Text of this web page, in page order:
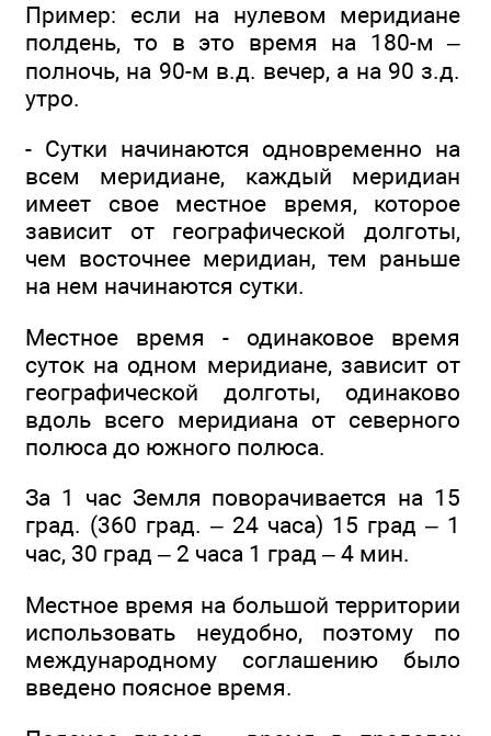
Пример: если на нулевом меридиане
полдень, то в это время на 180-м –
полночь, на 90-м в.д. вечер, а на 90 з.д.
утро.
- Сутки начинаются одновременно на
всем меридиане, каждый меридиан
имеет свое местное время, которое
зависит от географической долготы,
чем восточнее меридиан, тем раньше
на нем начинаются сутки.
Местное время - одинаковое время
суток на одном меридиане, зависит от
географической долготы, одинаково
вдоль всего меридиана от северного
полюса до южного полюса.
За 1 час Земля поворачивается на 15
град. (360 град. – 24 часа) 15 град – 1
час, 30 град – 2 часа 1 град – 4 мин.
Местное время на большой территории
использовать неудобно, поэтому по
международному соглашению было
введено поясное время.